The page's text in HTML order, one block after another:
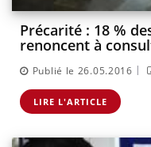
Précarité : 18 %
renoncent à
Publié le 26.05.2016 |
LIRE L'ARTICLE